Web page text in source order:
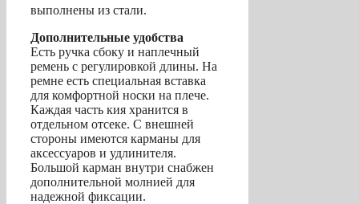
выполнены из стали.
Дополнительные удобства
Есть ручка сбоку и наплечный
ремень с регулировкой длины. На
ремне есть специальная вставка
для комфортной носки на плече.
Каждая часть кия хранится в
отдельном отсеке. С внешней
стороны имеются карманы для
аксессуаров и удлинителя.
Большой карман внутри снабжен
дополнительной молнией для
надежной фиксации.